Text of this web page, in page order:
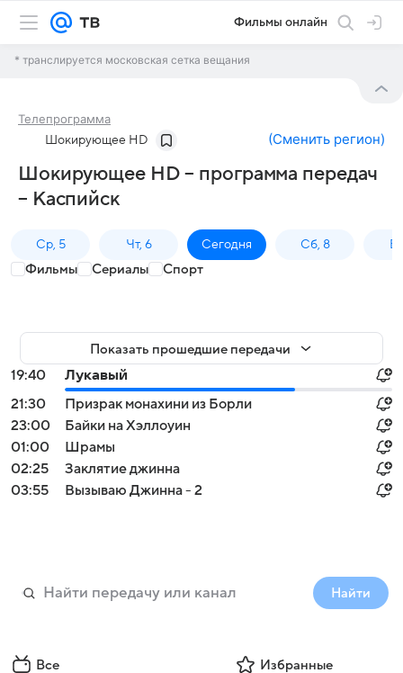
Фильмы онлайн
* транслируется московская сетка вещания
Телепрограмма
Шокирующее HD (Сменить регион)
Шокирующее HD – программа передач
– Каспийск
Ср, 5 Чт, 6 Сегодня Сб, 8
Фильмы Сериалы Спорт
Показать прошедшие передачи
19:40
Лукавый
21:30
Призрак монахини из Борли
23:00
Байки на Хэллоуин
01:00
Шрамы
02:25
Заклятие джинна
03:55
Вызываю Джинна - 2
Найти
Все Избранные